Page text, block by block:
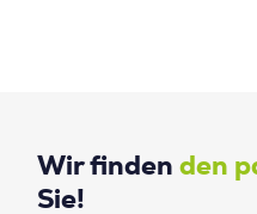
Wir finden den
Sie!